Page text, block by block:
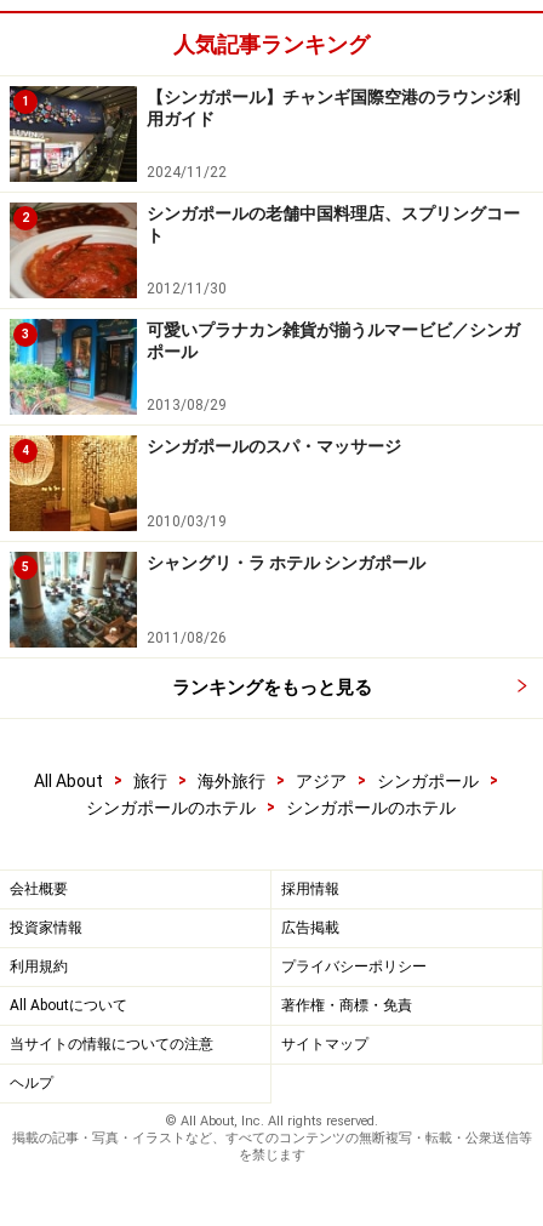
■Shangri-La Hotel, Singapore
住所：22 Orange Grove Road
TEL：+65 6737-3644
料金：324シンガポールドル～
アクセス：MRTオーチャード駅より徒歩約15分,タクシー
で約5分
最高級3 セントレジス シンガポール
各客室のバスルームも豪華で美しいセントレジス ホテル シ
ンガポール
オーチャードロードへも歩いて行ける便利な立地なが
ら、高級住宅地や各国大使館にも囲まれたハイグレード
な雰囲気漂うタングリンロードに面したセントレジス シ
ンガポール。ラグジュアリーホテルとして100年以上の
歴史を誇る『セントレジス ニューヨーク』が満を持して
バトラーサービスの先駆けホテルでもあるセントレジ
利用可能。その象徴として、各部屋にはコーヒーメーカ
ーがありません。何故なら、ゲストが飲みたいときにい
つでも淹れたてのコーヒーを運んでくれるから。日本語
が話せるバトラーも3名いるので、英語が苦手な人でも
バトラーサービスを気軽に利用することが出来ます。
フランスの3つ星レストランで腕を振るっていたフレデ
リック・コリンがエグゼクティブ・シェフを務めるブラ
ッセリー『レサブール』をはじめグルメも充実。ウォー
ムストーンスパで人気の『ルメードゥ スパ』でのリラッ
人気記事ランキング
1
【シンガポール】チャンギ国際空港のラウンジ利
用ガイド
2024/11/22
2
シンガポールの老舗中国料理店、スプリングコー
ト
2012/11/30
3
可愛いプラナカン雑貨が揃うルマービビ／シンガ
ポール
2013/08/29
4 シンガポールのスパ・マッサージ
2010/03/19
5 シャングリ・ラ ホテル シンガポール
2011/08/26
ランキングをもっと見る
All About > 旅行 > 海外旅行 > アジア > シンガポール
>
シンガポールのホテル
> シンガポールのホテル
会社概要 採用情報
投資家情報 広告掲載
利用規約 プライバシーポリシー
All Aboutについて 著作権・商標・免責
当サイトの情報についての注意 サイトマップ
ヘルプ
© All About, Inc. All rights reserved.
掲載の記事・写真・イラストなど、すべてのコンテンツの無断複写・転載・公衆送信等
を禁じます